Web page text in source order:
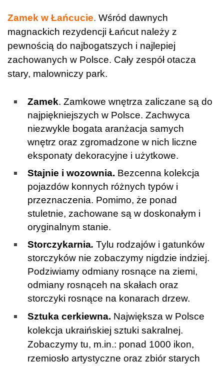
Zamek w Łańcucie. Wśród dawnych
magnackich rezydencji Łańcut należy z
pewnością do najbogatszych i najlepiej
zachowanych w Polsce. Cały zespół otacza
stary, malowniczy park.
Zamek. Zamkowe wnętrza zaliczane są do
najpiękniejszych w Polsce. Zachwyca
niezwykle bogata aranżacja samych
wnętrz oraz zgromadzone w nich liczne
eksponaty dekoracyjne i użytkowe.
Stajnie i wozownia. Bezcenna kolekcja
pojazdów konnych różnych typów i
przeznaczenia. Pomimo, że ponad
stuletnie, zachowane są w doskonałym i
oryginalnym stanie.
Storczykarnia. Tylu rodzajów i gatunków
storczyków nie zobaczymy nigdzie indziej.
Podziwiamy odmiany rosnące na ziemi,
odmiany rosnąceh na skałach oraz
storczyki rosnące na konarach drzew.
Sztuka cerkiewna. Największa w Polsce
kolekcja ukraińskiej sztuki sakralnej.
Zobaczymy tu, m.in.: ponad 1000 ikon,
rzemiosło artystyczne oraz zbiór starych